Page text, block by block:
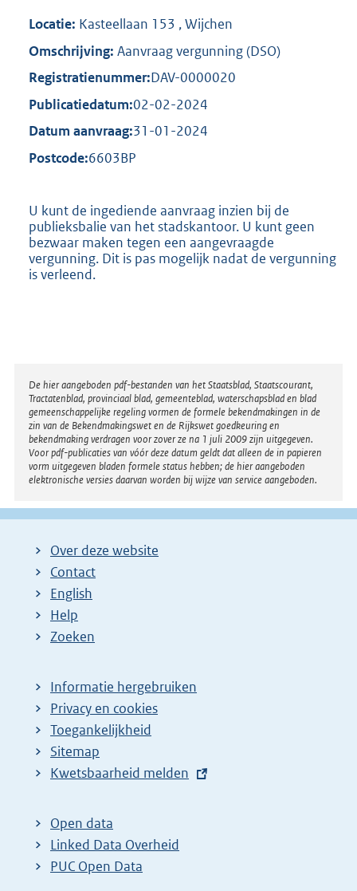
e
8
1
Locatie: Kasteellaan 153 , Wijchen
Omschrijving: Aanvraag vergunning (DSO)
Registratienummer:DAV-0000020
Publicatiedatum:02-02-2024
Datum aanvraag:31-01-2024
Postcode:6603BP
U kunt de ingediende aanvraag inzien bij de
publieksbalie van het stadskantoor. U kunt geen
bezwaar maken tegen een aangevraagde
vergunning. Dit is pas mogelijk nadat de vergunning
is verleend.
Disclaimer
De hier aangeboden pdf-bestanden van het Staatsblad, Staatscourant,
Tractatenblad, provinciaal blad, gemeenteblad, waterschapsblad en blad
gemeenschappelijke regeling vormen de formele bekendmakingen in de
zin van de Bekendmakingswet en de Rijkswet goedkeuring en
bekendmaking verdragen voor zover ze na 1 juli 2009 zijn uitgegeven.
Voor pdf-publicaties van vóór deze datum geldt dat alleen de in papieren
vorm uitgegeven bladen formele status hebben; de hier aangeboden
elektronische versies daarvan worden bij wijze van service aangeboden.
Over deze website
Contact
English
Help
Zoeken
Informatie hergebruiken
Privacy en cookies
Toegankelijkheid
Sitemap
E
t
e
r
Kwetsbaarheid melden
Open data
Linked Data Overheid
PUC Open Data